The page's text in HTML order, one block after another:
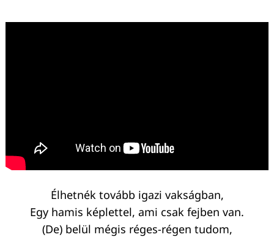
Élhetnék tovább igazi vakságban,
Egy hamis képlettel, ami csak fejben van.
(De) belül mégis réges-régen tudom,